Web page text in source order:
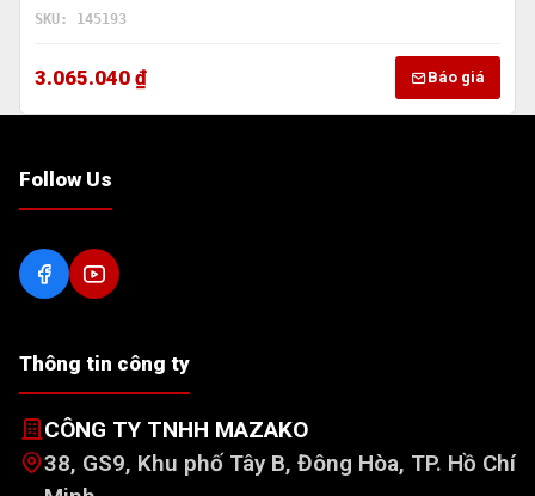
SKU: 145193
3.065.040 ₫ Báo giá
Follow Us
Thông tin công ty
CÔNG TY TNHH MAZAKO
38, GS9, Khu phố Tây B, Đông Hòa, TP. Hồ Chí